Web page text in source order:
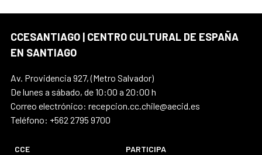
CCESANTIAGO | CENTRO CULTURAL DE ESPAÑA
EN SANTIAGO
Av. Providencia 927, (Metro Salvador)
De lunes a sábado, de 10:00 a 20:00 h
Correo electrónico: recepcion.cc.chile@aecid.es
Teléfono: +562 2795 9700
CCE
PARTICIPA